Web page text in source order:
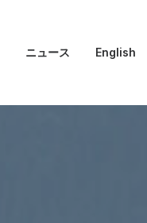
ニュース English